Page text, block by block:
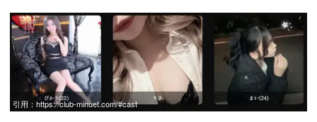
引用： https://club-minuet.com/#cast